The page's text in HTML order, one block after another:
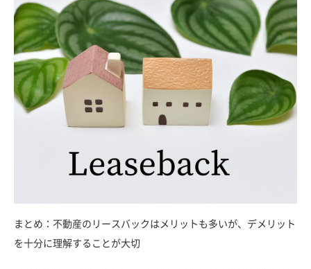
まとめ：不動産のリースバックはメリットも多いが、デメリット
を十分に理解することが大切